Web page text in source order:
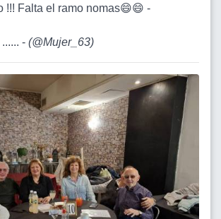
!!! Falta el ramo nomas😄😄 -
- (@Mujer_63)